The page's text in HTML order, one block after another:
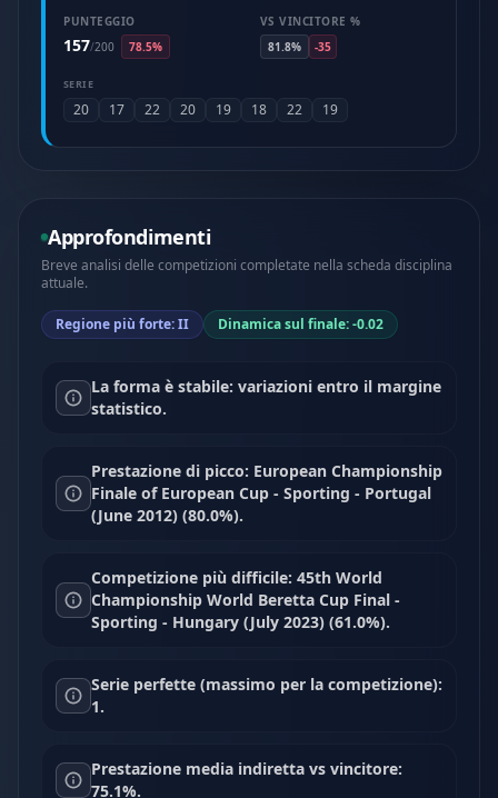
PUNTEGGIO
157/200 78.5%
VS VINCITORE %
81.8%
-35
SERIE
20 17 22 20 19 18 22 19
Approfondimenti
Breve analisi delle competizioni completate nella scheda disciplina
attuale.
Regione più forte: II Dinamica sul finale: -0.02
La forma è stabile: variazioni entro il margine
statistico.
Prestazione di picco: European Championship
Finale of European Cup - Sporting - Portugal
(June 2012) (80.0%).
Competizione più difficile: 45th World
Championship World Beretta Cup Final -
Sporting - Hungary (July 2023) (61.0%).
Serie perfette (massimo per la competizione):
1.
Prestazione media indiretta vs vincitore:
75.1%.